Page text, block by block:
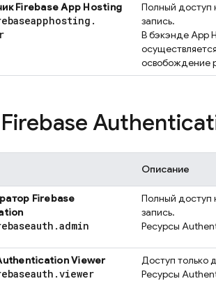
Firebase App Hosting
.
Полный доступ
запись.
В бэкэндеApp
освобождение
Firebase
Описание
Firebase
.admin
Полный доступ
запись.
Ресурсы
Viewer
.viewer
Доступ только
Ресурсы